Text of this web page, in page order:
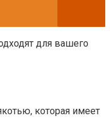
для вашего
которая имеет